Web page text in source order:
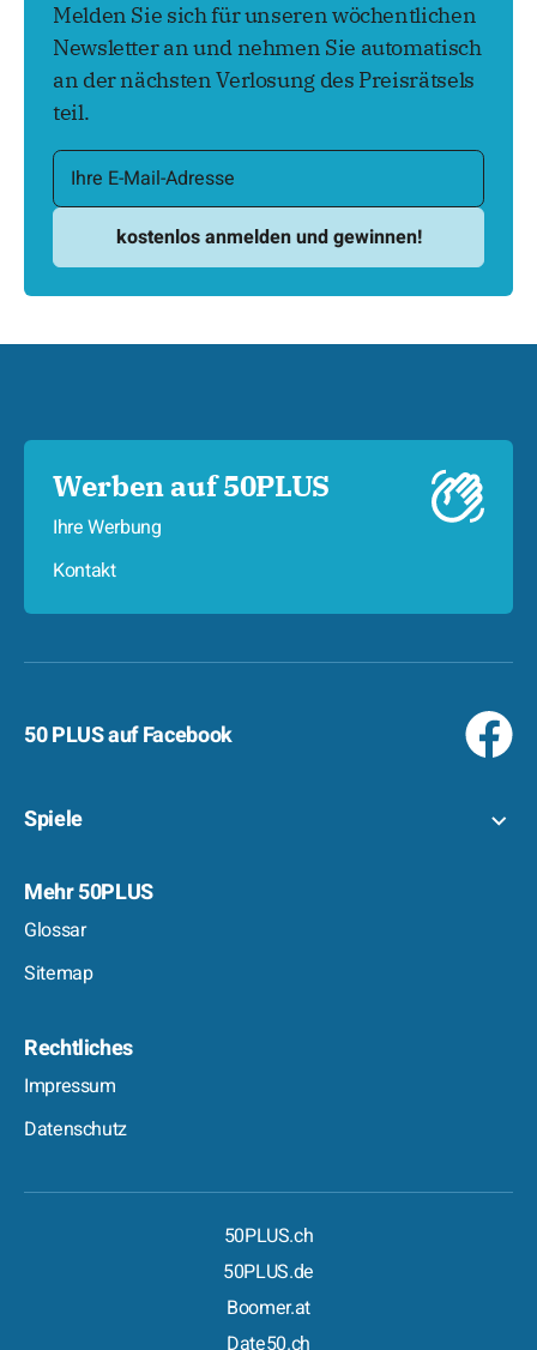
Melden Sie sich für unseren wöchentlichen
Newsletter an und nehmen Sie automatisch
an der nächsten Verlosung des Preisrätsels
teil.
Werben auf 50PLUS
Ihre Werbung
Kontakt
50 PLUS auf Facebook
Spiele
Mehr 50PLUS
Glossar
Sitemap
Rechtliches
Impressum
Datenschutz
50PLUS.ch
50PLUS.de
Boomer.at